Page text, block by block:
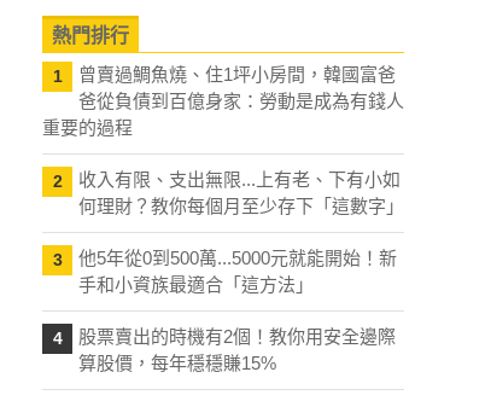
熱門排行
1
曾賣過鯛魚燒、住1坪小房間，韓國富爸
爸從負債到百億身家：勞動是成為有錢人
重要的過程
2
收入有限、支出無限...上有老、下有小如
何理財？教你每個月至少存下「這數字」
3
他5年從0到500萬...5000元就能開始！新
手和小資族最適合「這方法」
4
股票賣出的時機有2個！教你用安全邊際
算股價，每年穩穩賺15%